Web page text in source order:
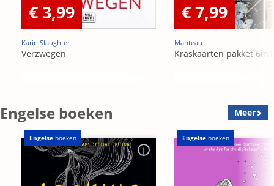
€ 3,99
Karin Slaughter
Verzwegen
€ 7,99
Manteau
Kraskaarten pakket 6in1
Engelse boeken Meer
Engelse boeken Engelse boeken